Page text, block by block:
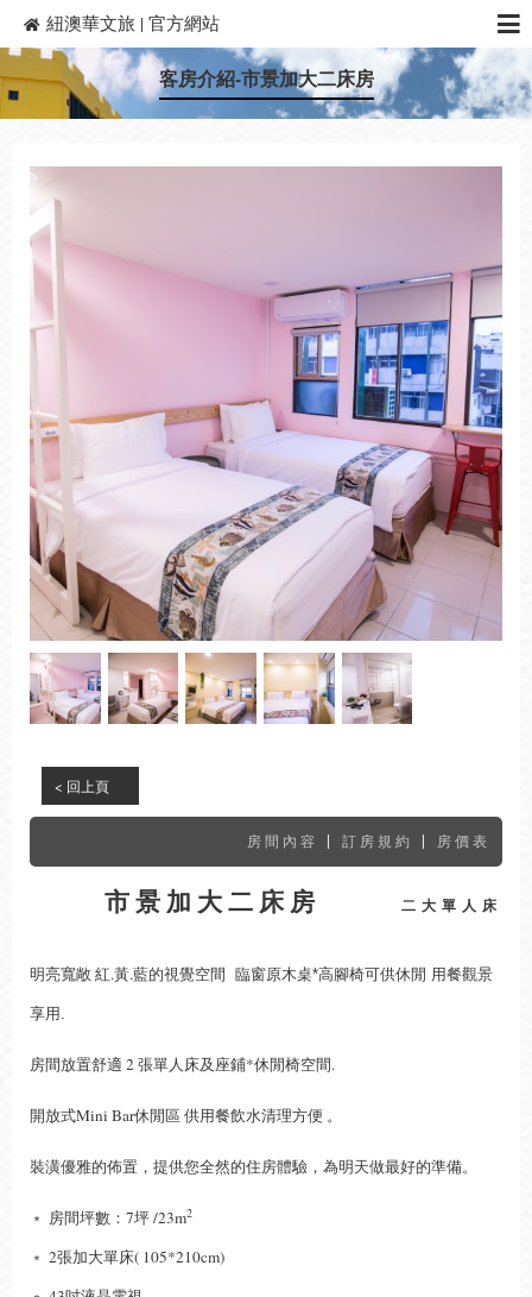
客房介紹-市景加大二床房
< 回上頁
房間內容 | 訂房規約 | 房價表
市景加大二床房 二大單人床
明亮寬敞 紅.黃.藍的視覺空間 臨窗原木桌*高腳椅可供休閒 用餐觀景
享用.
房間放置舒適 2 張單人床及座鋪*休閒椅空間.
開放式Mini Bar休閒區 供用餐飲水清理方便 。
裝潢優雅的佈置，提供您全然的住房體驗，為明天做最好的準備。
﹡ 房間坪數：7坪 /23m2
﹡ 2張加大單床( 105*210cm)
紐澳華文旅 | 官方網站
首頁
關於我們
客房介紹
鄰近景點
連絡我們
相關連結
線上訂房
CLOSE